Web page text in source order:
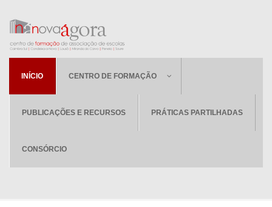
INÍCIO CENTRO DE FORMAÇÃO
PUBLICAÇÕES E RECURSOS PRÁTICAS PARTILHADAS
CONSÓRCIO